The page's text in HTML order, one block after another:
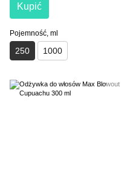
Kupić
Pojemność, ml
250 1000